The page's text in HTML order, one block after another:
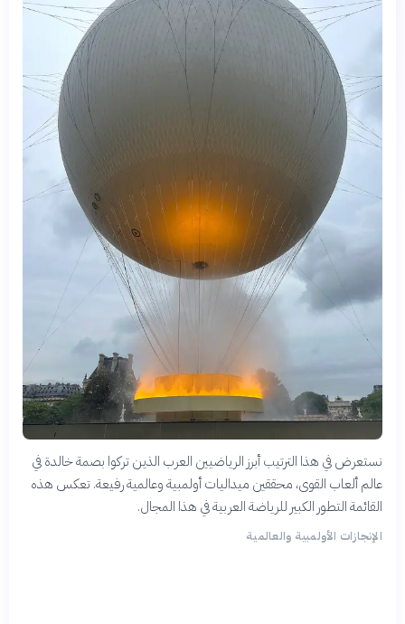
نستعرض في هذا الترتيب أبرز الرياضيين العرب الذين تركوا بصمة خالدة في
عالم ألعاب القوى، محققين ميداليات أولمبية وعالمية رفيعة. تعكس هذه
القائمة التطور الكبير للرياضة العربية في هذا المجال.
الإنجازات الأولمبية والعالمية